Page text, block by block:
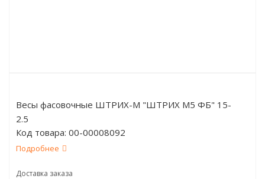
Весы фасовочные ШТРИХ-М "ШТРИХ М5 ФБ" 15-
2.5
Код товара: 00-00008092
Подробнее
Доставка заказа